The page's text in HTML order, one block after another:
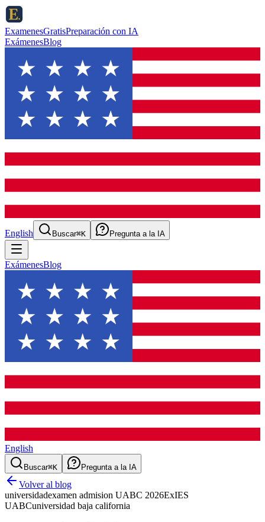
ExamenesGratisPreparación con IA
ExámenesBlog
English Buscar⌘K Pregunta a la IA
ExámenesBlog
English
Buscar⌘K Pregunta a la IA
Volver al blog
universidadexamen admision UABC 2026ExIES
UABCuniversidad baja california